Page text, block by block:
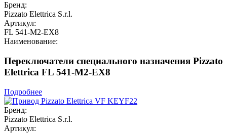
Бренд:
Pizzato Elettrica S.r.l.
Артикул:
FL 541-M2-EX8
Наименование:
Переключатели специального назначения Pizzato
Elettrica FL 541-M2-EX8
Подробнее
Бренд:
Pizzato Elettrica S.r.l.
Артикул: